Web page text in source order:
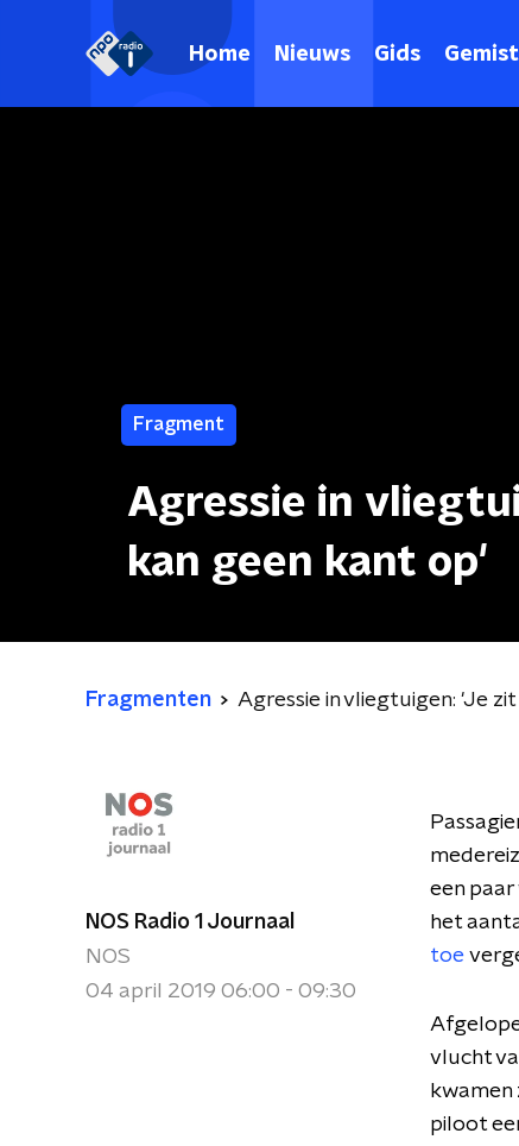
Home Nieuws Gids Gemist
Fragment
Agressie in
kan geen kant op'
Fragmenten Agressie in vliegtuigen: 'Je
NOS Radio 1 Journaal
NOS
04 april 2019 06:00 - 09:30
een
het
toe
vlucht
piloot